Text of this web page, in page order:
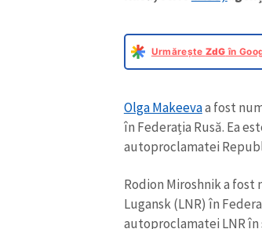
Urmărește ZdG în
Olga Makeevaa fost
în Federația Rusă. Ea
autoproclamatei
Rodion Miroshnik a
Lugansk (LNR) în
autoproclamatei LNR